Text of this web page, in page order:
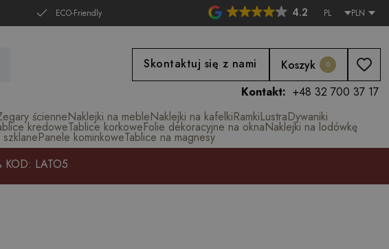
ECO-Friendly 4.2 PL PLN
Skontaktuj się z nami Koszyk 0
Kontakt: +48 32 700 37 17
ścienneNaklejki na mebleNaklejki na kafelkiRamkiLustraDywaniki
kredoweTablice korkoweFolie dekoracyjne na oknaNaklejki na lodówkę
szklanePanele kominkoweTablice na magnesy
KOD: LATO5